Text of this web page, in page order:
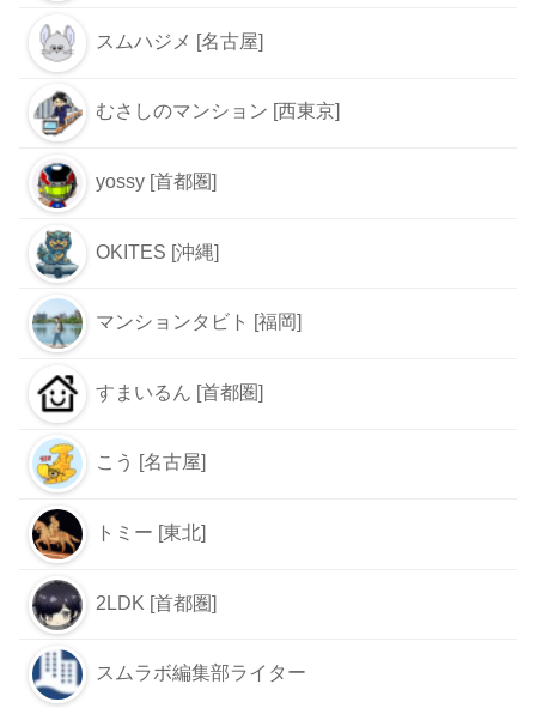
スムハジメ [名古屋]
むさしのマンション [西東京]
yossy [首都圏]
OKITES [沖縄]
マンションタビト [福岡]
すまいるん [首都圏]
こう [名古屋]
トミー [東北]
2LDK [首都圏]
スムラボ編集部ライター